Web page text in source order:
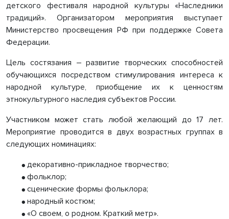
детского фестиваля народной культуры «Наследники
традиций». Организатором мероприятия выступает
Министерство просвещения РФ при поддержке Совета
Федерации.
Цель состязания – развитие творческих способностей
обучающихся посредством стимулирования интереса к
народной культуре, приобщение их к ценностям
этнокультурного наследия субъектов России.
Участником может стать любой желающий до 17 лет.
Мероприятие проводится в двух возрастных группах в
следующих номинациях:
● декоративно-прикладное творчество;
● фольклор;
● сценические формы фольклора;
● народный костюм;
● «О своем, о родном. Краткий метр».